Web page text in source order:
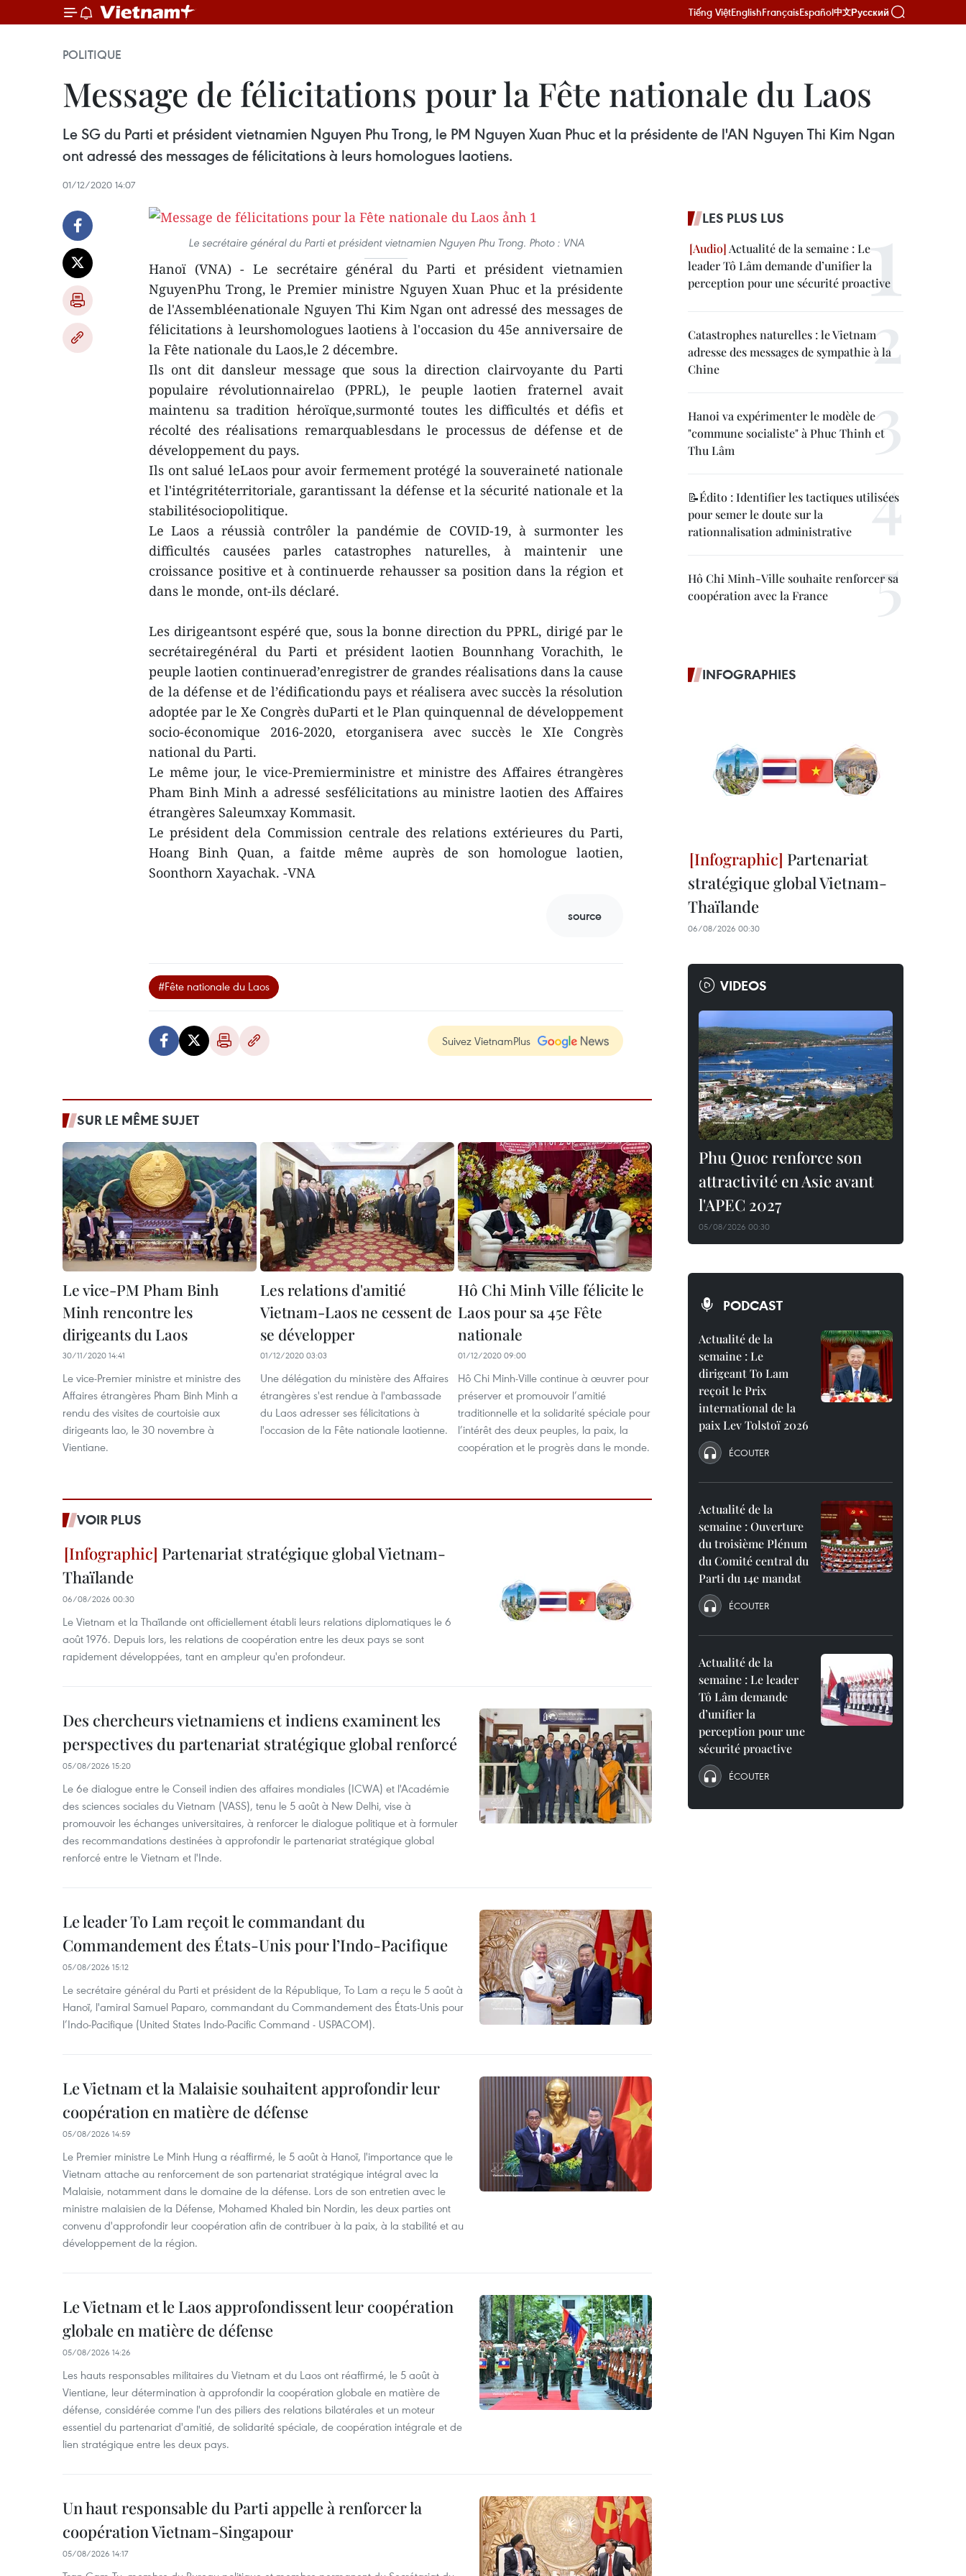
Tiếng ViệtEnglishFrançaisEspañol中文Русский
POLITIQUE
Message de félicitations pour la Fête nationale du Laos
Le SG du Parti et président vietnamien Nguyen Phu Trong, le PM Nguyen Xuan Phuc et la présidente de l'AN Nguyen Thi Kim Ngan
ont adressé des messages de félicitations à leurs homologues laotiens.
01/12/2020 14:07
Le secrétaire général du Parti et président vietnamien Nguyen Phu Trong. Photo : VNA
Hanoï (VNA) - Le secrétaire général du Parti et président vietnamien
NguyenPhu Trong, le Premier ministre Nguyen Xuan Phuc et la présidente
de l'Assembléenationale Nguyen Thi Kim Ngan ont adressé des messages de
félicitations à leurshomologues laotiens à l'occasion du 45e anniversaire de
la Fête nationale du Laos,le 2 décembre.
Ils ont dit dansleur message que sous la direction clairvoyante du Parti
populaire révolutionnairelao (PPRL), le peuple laotien fraternel avait
maintenu sa tradition héroïque,surmonté toutes les difficultés et défis et
récolté des réalisations remarquablesdans le processus de défense et de
développement du pays.
Ils ont salué leLaos pour avoir fermement protégé la souveraineté nationale
et l'intégritéterritoriale, garantissant la défense et la sécurité nationale et la
stabilitésociopolitique.
Le Laos a réussià contrôler la pandémie de COVID-19, à surmonter les
difficultés causées parles catastrophes naturelles, à maintenir une
croissance positive et à continuerde rehausser sa position dans la région et
dans le monde, ont-ils déclaré.
Les dirigeantsont espéré que, sous la bonne direction du PPRL, dirigé par le
secrétairegénéral du Parti et président laotien Bounnhang Vorachith, le
peuple laotien continuerad’enregistrer de grandes réalisations dans la cause
de la défense et de l’édificationdu pays et réalisera avec succès la résolution
adoptée par le Xe Congrès duParti et le Plan quinquennal de développement
socio-économique 2016-2020, etorganisera avec succès le XIe Congrès
national du Parti.
Le même jour, le vice-Premierministre et ministre des Affaires étrangères
Pham Binh Minh a adressé sesfélicitations au ministre laotien des Affaires
étrangères Saleumxay Kommasit.
Le président dela Commission centrale des relations extérieures du Parti,
Hoang Binh Quan, a faitde même auprès de son homologue laotien,
Soonthorn Xayachak. -VNA
source
#Fête nationale du Laos
Suivez VietnamPlus
SUR LE MÊME SUJET
Le vice-PM Pham Binh
Minh rencontre les
dirigeants du Laos
30/11/2020 14:41
Le vice-Premier ministre et ministre des
Affaires étrangères Pham Binh Minh a
rendu des visites de courtoisie aux
dirigeants lao, le 30 novembre à
Vientiane.
Les relations d'amitié
Vietnam-Laos ne cessent de
se développer
01/12/2020 03:03
Une délégation du ministère des Affaires
étrangères s'est rendue à l'ambassade
du Laos adresser ses félicitations à
l'occasion de la Fête nationale laotienne.
Hô Chi Minh Ville félicite le
Laos pour sa 45e Fête
nationale
01/12/2020 09:00
Hô Chi Minh-Ville continue à œuvrer pour
préserver et promouvoir l’amitié
traditionnelle et la solidarité spéciale pour
l’intérêt des deux peuples, la paix, la
coopération et le progrès dans le monde.
VOIR PLUS
Partenariat stratégique global Vietnam-
Thaïlande
06/08/2026 00:30
Le Vietnam et la Thaïlande ont officiellement établi leurs relations diplomatiques le 6
août 1976. Depuis lors, les relations de coopération entre les deux pays se sont
rapidement développées, tant en ampleur qu'en profondeur.
Des chercheurs vietnamiens et indiens examinent les
perspectives du partenariat stratégique global renforcé
05/08/2026 15:20
Le 6e dialogue entre le Conseil indien des affaires mondiales (ICWA) et l'Académie
des sciences sociales du Vietnam (VASS), tenu le 5 août à New Delhi, vise à
promouvoir les échanges universitaires, à renforcer le dialogue politique et à formuler
des recommandations destinées à approfondir le partenariat stratégique global
renforcé entre le Vietnam et l'Inde.
Le leader To Lam reçoit le commandant du
Commandement des États-Unis pour l’Indo-Pacifique
05/08/2026 15:12
Le secrétaire général du Parti et président de la République, To Lam a reçu le 5 août à
Hanoï, l'amiral Samuel Paparo, commandant du Commandement des États-Unis pour
l’Indo-Pacifique (United States Indo-Pacific Command - USPACOM).
Le Vietnam et la Malaisie souhaitent approfondir leur
coopération en matière de défense
05/08/2026 14:59
Le Premier ministre Le Minh Hung a réaffirmé, le 5 août à Hanoï, l'importance que le
Vietnam attache au renforcement de son partenariat stratégique intégral avec la
Malaisie, notamment dans le domaine de la défense. Lors de son entretien avec le
ministre malaisien de la Défense, Mohamed Khaled bin Nordin, les deux parties ont
convenu d'approfondir leur coopération afin de contribuer à la paix, à la stabilité et au
développement de la région.
Le Vietnam et le Laos approfondissent leur coopération
globale en matière de défense
05/08/2026 14:26
Les hauts responsables militaires du Vietnam et du Laos ont réaffirmé, le 5 août à
Vientiane, leur détermination à approfondir la coopération globale en matière de
défense, considérée comme l'un des piliers des relations bilatérales et un moteur
essentiel du partenariat d'amitié, de solidarité spéciale, de coopération intégrale et de
lien stratégique entre les deux pays.
Un haut responsable du Parti appelle à renforcer la
coopération Vietnam-Singapour
05/08/2026 14:17
LES PLUS LUS
Actualité de la semaine : Le
leader Tô Lâm demande d’unifier la
perception pour une sécurité proactive
Catastrophes naturelles : le Vietnam
adresse des messages de sympathie à la
Chine
Hanoi va expérimenter le modèle de
"commune socialiste" à Phuc Thinh et
Thu Lâm
📝Édito : Identifier les tactiques utilisées
pour semer le doute sur la
rationnalisation administrative
Hô Chi Minh-Ville souhaite renforcer sa
coopération avec la France
INFOGRAPHIES
Partenariat
stratégique global Vietnam-
Thaïlande
06/08/2026 00:30
VIDEOS
Phu Quoc renforce son
attractivité en Asie avant
l'APEC 2027
05/08/2026 00:30
PODCAST
Actualité de la
semaine : Le
dirigeant To Lam
reçoit le Prix
international de la
paix Lev Tolstoï 2026
ÉCOUTER
Actualité de la
semaine : Ouverture
du troisième Plénum
du Comité central du
Parti du 14e mandat
ÉCOUTER
Actualité de la
semaine : Le leader
Tô Lâm demande
d’unifier la
perception pour une
sécurité proactive
ÉCOUTER